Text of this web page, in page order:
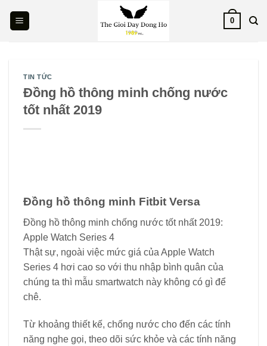
0
TIN TỨC
Đồng hồ thông minh chống nước
tốt nhất 2019
Đồng hồ thông minh Fitbit Versa
Đồng hồ thông minh chống nước tốt nhất 2019:
Apple Watch Series 4
Thật sự, ngoài việc mức giá của Apple Watch
Series 4 hơi cao so với thu nhập bình quân của
chúng ta thì mẫu smartwatch này không có gì để
chê.
Từ khoảng thiết kế, chống nước cho đến các tính
năng nghe gọi, theo dõi sức khỏe và các tính năng